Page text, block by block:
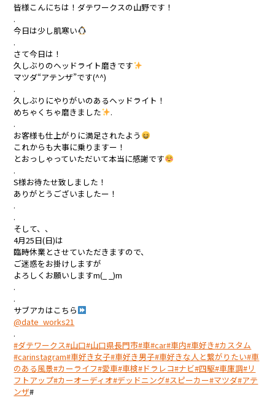
皆様こんにちは！ダテワークスの山野です！
.
今日は少し肌寒い
.
さて今日は！
久しぶりのヘッドライト磨きです
マツダ“アテンザ”です(^^)
.
久しぶりにやりがいのあるヘッドライト！
めちゃくちゃ磨きました
.
.
お客様も仕上がりに満足されたよう
これからも大事に乗りますー！
とおっしゃっていただいて本当に感謝です
.
S様お待たせ致しました！
ありがとうございましたー！
.
.
そして、、
4月25日(日)は
臨時休業とさせていただきますので、
ご迷惑をお掛けしますが
よろしくお願いしますm(_ _)m
.
.
サブアカはこちら
@date_works21
.
#ダテワークス#山口#山口県長門市#車#car#車内#車好き#カスタム
#carinstagram#車好き女子#車好き男子#車好きな人と繋がりたい#車
のある風景#カーライフ#愛車#車検#ドラレコ#ナビ#四駆#車庫調#リ
フトアップ#カーオーディオ#デッドニング#スピーカー#マツダ#アテ
ンザ#